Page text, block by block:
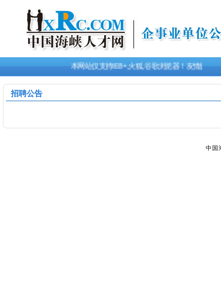
本网站仅支持IE8+,火狐,谷歌浏览器！友情提醒
招聘公告
中国